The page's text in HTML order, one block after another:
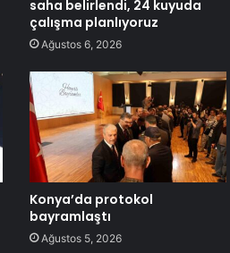
saha belirlendi, 24 kuyuda
çalışma planlıyoruz
Ağustos 6, 2026
Konya’da protokol
bayramlaştı
Ağustos 5, 2026